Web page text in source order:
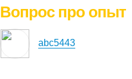
Вопрос про опыт
abc5443